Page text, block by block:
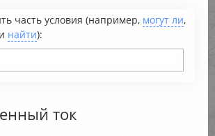
часть условия (например, могут ли,
найти):
ток